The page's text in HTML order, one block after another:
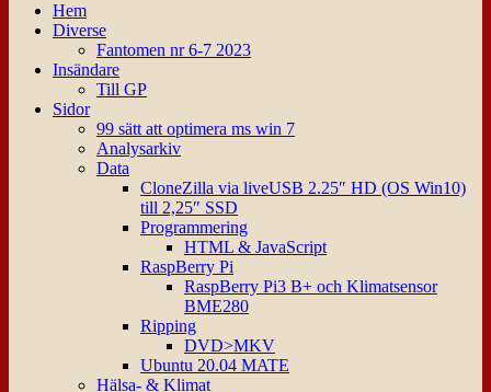
Hem
Diverse
Fantomen nr 6-7 2023
Insändare
Till GP
Sidor
99 sätt att optimera ms win 7
Analysarkiv
Data
CloneZilla via liveUSB 2.25″ HD (OS Win10)
till 2,25″ SSD
Programmering
HTML & JavaScript
RaspBerry Pi
RaspBerry Pi3 B+ och Klimatsensor
BME280
Ripping
DVD>MKV
Ubuntu 20.04 MATE
Hälsa- & Klimat